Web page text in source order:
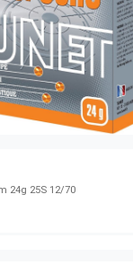
24g 25S 12/70